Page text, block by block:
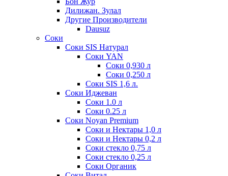
Дилижан. Зулал
Другие Производители
Dausuz
Соки
Соки SIS Натурал
Соки YAN
Соки 0,930 л
Соки 0,250 л
Соки SIS 1,6 л.
Соки Иджеван
Соки 1.0 л
Соки 0.25 л
Соки Noyan Premium
Соки и Нектары 1,0 л
Соки и Нектары 0,2 л
Соки стекло 0,75 л
Соки стекло 0,25 л
Соки Органик